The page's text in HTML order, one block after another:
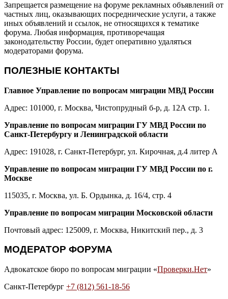
Запрещается размещение на форуме рекламных объявлений от
частных лиц, оказывающих посреднические услуги, а также
иных объявлений и ссылок, не относящихся к тематике
форума. Любая информация, противоречащая
законодательству России, будет оперативно удаляться
модераторами форума.
ПОЛЕЗНЫЕ КОНТАКТЫ
Главное Управление по вопросам миграции МВД России
Адрес: 101000, г. Москва, Чистопрудный б-р, д. 12А стр. 1.
Управление по вопросам миграции ГУ МВД России по
Санкт-Петербургу и Ленинградской области
Адрес: 191028, г. Санкт-Петербург, ул. Кирочная, д.4 литер А
Управление по вопросам миграции ГУ МВД России по г.
Москве
115035, г. Москва, ул. Б. Ордынка, д. 16/4, стр. 4
Управление по вопросам миграции Московской области
Почтовый адрес: 125009, г. Москва, Никитский пер., д. 3
МОДЕРАТОР ФОРУМА
Адвокатское бюро по вопросам миграции «Проверки.Нет»
Санкт-Петербург +7 (812) 561-18-56